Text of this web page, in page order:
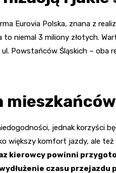
Eurovia Polska, znana z
niemal 3 miliony złotych.
Powstańców Śląskich –
jednak korzyści
większy komfort jazdy, ale
kierowcy powinni
czasu